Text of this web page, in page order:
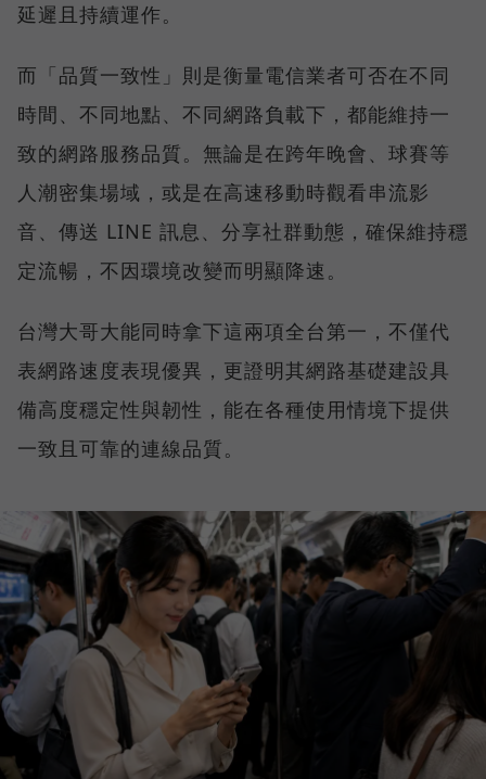
延遲且持續運作。
而「品質一致性」則是衡量電信業者可否在不同
時間、不同地點、不同網路負載下，都能維持一
致的網路服務品質。無論是在跨年晚會、球賽等
人潮密集場域，或是在高速移動時觀看串流影
音、傳送 LINE 訊息、分享社群動態，確保維持穩
定流暢，不因環境改變而明顯降速。
台灣大哥大能同時拿下這兩項全台第一，不僅代
表網路速度表現優異，更證明其網路基礎建設具
備高度穩定性與韌性，能在各種使用情境下提供
一致且可靠的連線品質。